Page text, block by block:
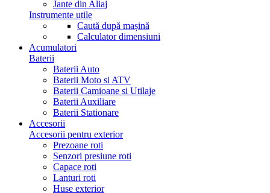
Jante din Aliaj
Instrumente utile
Caută după mașină
Calculator dimensiuni
Acumulatori
Baterii
Baterii Auto
Baterii Moto si ATV
Baterii Camioane si Utilaje
Baterii Auxiliare
Baterii Stationare
Accesorii
Accesorii pentru exterior
Prezoane roti
Senzori presiune roti
Capace roti
Lanturi roti
Huse exterior